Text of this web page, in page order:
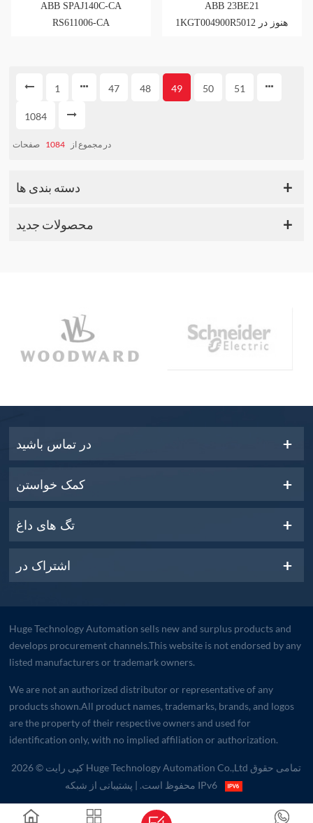
ABB SPAJ140C-CA
RS611006-CA
ABB 23BE21
1KGT004900R5012 هنوز در
1 47 48 49 50 51
1084
در مجموع از 1084 صفحات
دسته بندی ها
محصولات جدید
در تماس باشید
کمک خواستن
تگ های داغ
اشتراک در
Huge Technology Automation sells new and surplus products and
develops procurement channels.This website is not endorsed by any
listed manufacturers or trademark owners.
We are not an authorized distributor or representative of any
products shown.All product names, trademarks, brands, and logos
are the property of their respective owners and used for
identification only, with no implied affiliation or authorization.
کپی رایت © 2026 Huge Technology Automation Co.,Ltd تمامی حقوق
محفوظ است. | پشتیبانی از شبکه IPv6